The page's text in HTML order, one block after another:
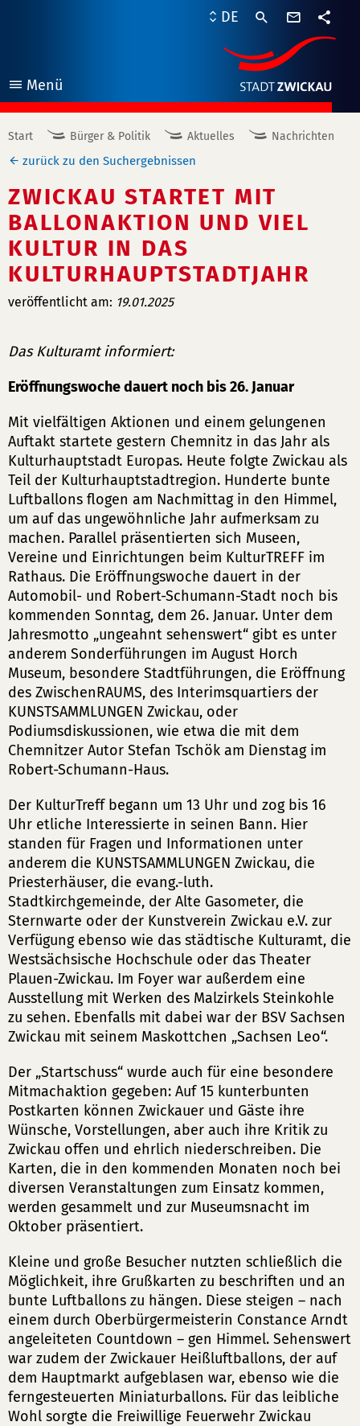
Menü
öffnen
DE
Start Bürger & Politik Aktuelles Nachrichten
zurück zu den Suchergebnissen
ZWICKAU STARTET MIT
BALLONAKTION UND VIEL
KULTUR IN DAS
KULTURHAUPTSTADTJAHR
veröffentlicht am: 19.01.2025
Das Kulturamt informiert:
Eröffnungswoche dauert noch bis 26. Januar
Mit vielfältigen Aktionen und einem gelungenen
Auftakt startete gestern Chemnitz in das Jahr als
Kulturhauptstadt Europas. Heute folgte Zwickau als
Teil der Kulturhauptstadtregion. Hunderte bunte
Luftballons flogen am Nachmittag in den Himmel,
um auf das ungewöhnliche Jahr aufmerksam zu
machen. Parallel präsentierten sich Museen,
Vereine und Einrichtungen beim KulturTREFF im
Rathaus. Die Eröffnungswoche dauert in der
Automobil- und Robert-Schumann-Stadt noch bis
kommenden Sonntag, dem 26. Januar. Unter dem
Jahresmotto „ungeahnt sehenswert“ gibt es unter
anderem Sonderführungen im August Horch
Museum, besondere Stadtführungen, die Eröffnung
des ZwischenRAUMS, des Interimsquartiers der
KUNSTSAMMLUNGEN Zwickau, oder
Podiumsdiskussionen, wie etwa die mit dem
Chemnitzer Autor Stefan Tschök am Dienstag im
Robert-Schumann-Haus.
Der KulturTreff begann um 13 Uhr und zog bis 16
Uhr etliche Interessierte in seinen Bann. Hier
standen für Fragen und Informationen unter
anderem die KUNSTSAMMLUNGEN Zwickau, die
Priesterhäuser, die evang.-luth.
Stadtkirchgemeinde, der Alte Gasometer, die
Sternwarte oder der Kunstverein Zwickau e.V. zur
Verfügung ebenso wie das städtische Kulturamt, die
Westsächsische Hochschule oder das Theater
Plauen-Zwickau. Im Foyer war außerdem eine
Ausstellung mit Werken des Malzirkels Steinkohle
zu sehen. Ebenfalls mit dabei war der BSV Sachsen
Zwickau mit seinem Maskottchen „Sachsen Leo“.
Der „Startschuss“ wurde auch für eine besondere
Mitmachaktion gegeben: Auf 15 kunterbunten
Postkarten können Zwickauer und Gäste ihre
Wünsche, Vorstellungen, aber auch ihre Kritik zu
Zwickau offen und ehrlich niederschreiben. Die
Karten, die in den kommenden Monaten noch bei
diversen Veranstaltungen zum Einsatz kommen,
werden gesammelt und zur Museumsnacht im
Oktober präsentiert.
Kleine und große Besucher nutzten schließlich die
Möglichkeit, ihre Grußkarten zu beschriften und an
bunte Luftballons zu hängen. Diese steigen – nach
einem durch Oberbürgermeisterin Constance Arndt
angeleiteten Countdown – gen Himmel. Sehenswert
war zudem der Zwickauer Heißluftballons, der auf
dem Hauptmarkt aufgeblasen war, ebenso wie die
ferngesteuerten Miniaturballons. Für das leibliche
Wohl sorgte die Freiwillige Feuerwehr Zwickau